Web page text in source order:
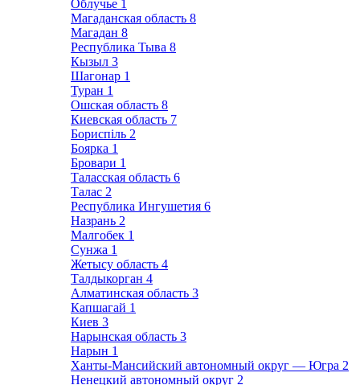
Облучье 1
Магаданская область 8
Магадан 8
Республика Тыва 8
Кызыл 3
Шагонар 1
Туран 1
Ошская область 8
Киевская область 7
Бориспіль 2
Боярка 1
Бровари 1
Таласская область 6
Талас 2
Республика Ингушетия 6
Назрань 2
Малгобек 1
Сунжа 1
Жетысу область 4
Талдыкорган 4
Алматинская область 3
Капшагай 1
Киев 3
Нарынская область 3
Нарын 1
Ханты-Мансийский автономный округ — Югра 2
Ненецкий автономный округ 2